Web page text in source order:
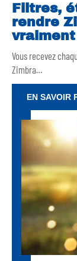
Filtres,
rendre
Vous recevez
Zimbra…
EN SAVOIR